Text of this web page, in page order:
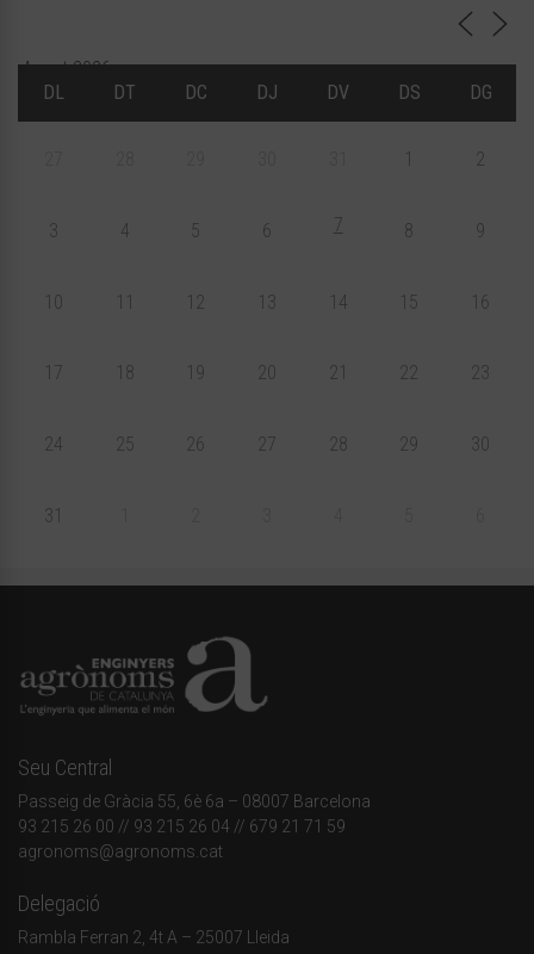
Agost 2026
DL
DT DC DJ DV DS DG
1 2
3 4 5 6 7 8 9
10 11 12 13 14 15 16
17 18 19 20 21 22 23
24 25 26 27 28 29 30
31
Seu Central
Passeig de Gràcia 55, 6è 6a – 08007 Barcelona
93 215 26 00 // 93 215 26 04 // 679 21 71 59
agronoms@agronoms.cat
Delegació
Rambla Ferran 2, 4t A – 25007 Lleida